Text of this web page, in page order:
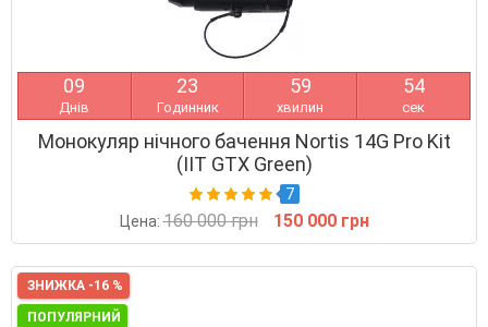
09
Днів
23
Годинник
59
хвилин
53
сек
Монокуляр нічного бачення Nortis 14G Pro Kit
(IIT GTX Green)
7
Цена:160 000 грн 150 000 грн
ЗНИЖКА -16 %
ПОПУЛЯРНИЙ